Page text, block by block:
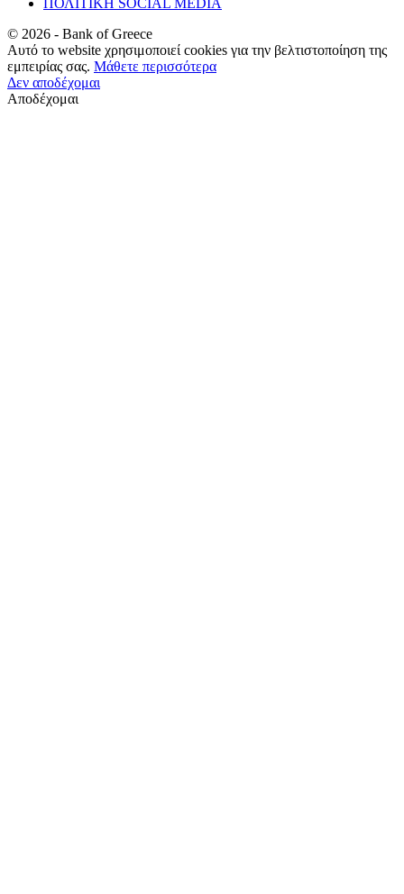
© 2026 - Bank of Greece
Αυτό το website χρησιμοποιεί cookies για την βελτιστοποίηση της
εμπειρίας σας. Μάθετε περισσότερα
Δεν αποδέχομαι
Αποδέχομαι